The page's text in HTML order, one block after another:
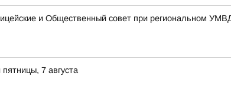
и Общественный совет при региональном
7 августа